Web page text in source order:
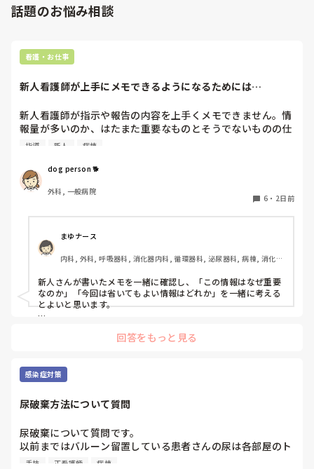
話題のお悩み相談
看護・お仕事
新人看護師が上手にメモできるようになるためには…
新人看護師が指示や報告の内容を上手くメモできません。情
報量が多いのか、はたまた重要なものとそうでないものの仕
分けができないのか…  肝心な事柄を逃してしまいます。何
示・報告するよう皆で努力しています。
指導 新人 病棟
dog person 🐕
外科, 一般病院
6 ・ 2日前
まゆナース
内科, 外科, 呼吸器科, 消化器内科, 循環器科, 泌尿器科, 病棟, 消化器
新人さんが書いたメモを一緒に確認し、「この情報はなぜ重要
なのか」「今回は省いてもよい情報はどれか」を一緒に考える
とよいと思います。
的に照らして振り返ることで、重要度を判断する力が少しずつ
要な内容を選べるよう支援するとよいと思います。
回答をもっと見る
感染症対策
尿破棄方法について質問
尿破棄について質問です。
以前まではバルーン留置している患者さんの尿は各部屋のト
イレに破棄する形でしたが、感染予防上汚物処理室でのみ破
手技 正看護師 病棟